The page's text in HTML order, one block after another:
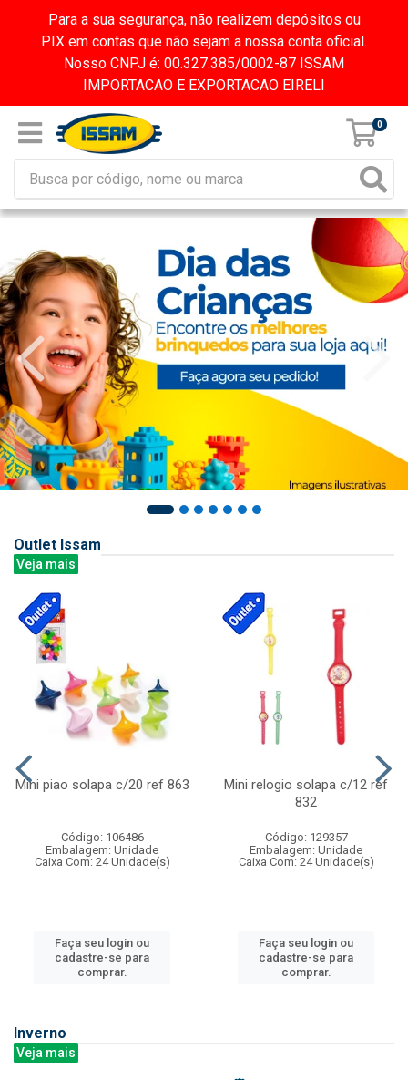
Para a sua segurança, não realizem depósitos ou
PIX em contas que não sejam a nossa conta oficial.
Nosso CNPJ é: 00.327.385/0002-87 ISSAM
IMPORTACAO E EXPORTACAO EIRELI
0
Outlet Issam
Veja mais
Mini piao solapa c/20 ref 863
Código: 106486
Embalagem: Unidade
Caixa Com: 24 Unidade(s)
Faça seu login ou
cadastre-se para
comprar.
Mini relogio solapa c/12 ref
832
Código: 129357
Embalagem: Unidade
Caixa Com: 24 Unidade(s)
Faça seu login ou
cadastre-se para
comprar.
Inverno
Veja mais